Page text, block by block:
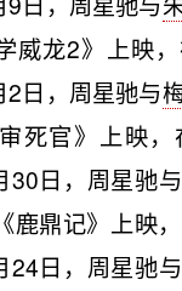
威龙2》上映
日，周星驰与
死官》上映
日，周星驰与
鹿鼎记》上映
日，周星驰与